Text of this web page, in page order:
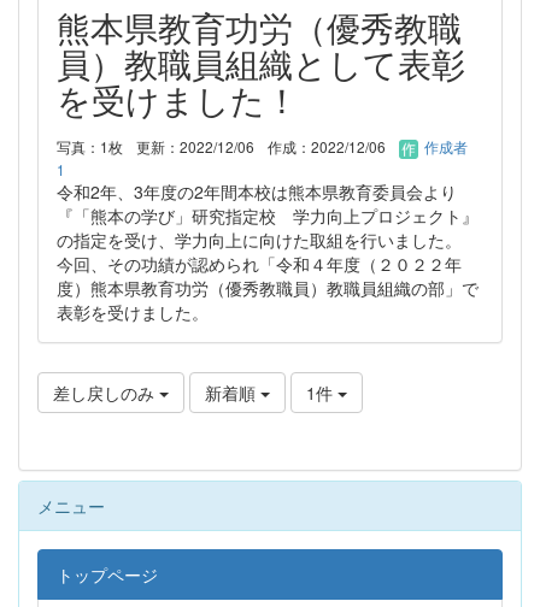
熊本県教育功労（優秀教職
員）教職員組織として表彰
を受けました！
写真：1枚 更新：2022/12/06 作成：2022/12/06
作成者
1
令和2年、3年度の2年間本校は熊本県教育委員会より
『「熊本の学び」研究指定校 学力向上プロジェクト』
の指定を受け、学力向上に向けた取組を行いました。
今回、その功績が認められ「令和４年度（２０２２年
度）熊本県教育功労（優秀教職員）教職員組織の部」で
表彰を受けました。
差し戻しのみ 新着順 1件
メニュー
トップページ